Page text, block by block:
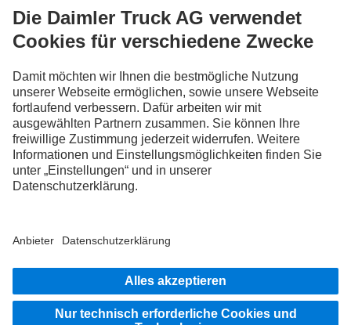
FOLLOW THE ROADSTARS.
Tausche jetzt Erfahrungen mit anderen Truckerinnen und
Truckern aus.
Steig ein